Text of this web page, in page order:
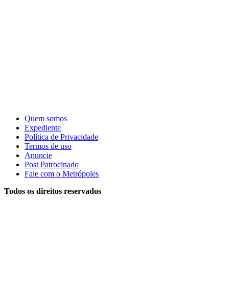
Quem somos
Expediente
Política de Privacidade
Termos de uso
Anuncie
Post Patrocinado
Fale com o Metrópoles
Todos os direitos reservados